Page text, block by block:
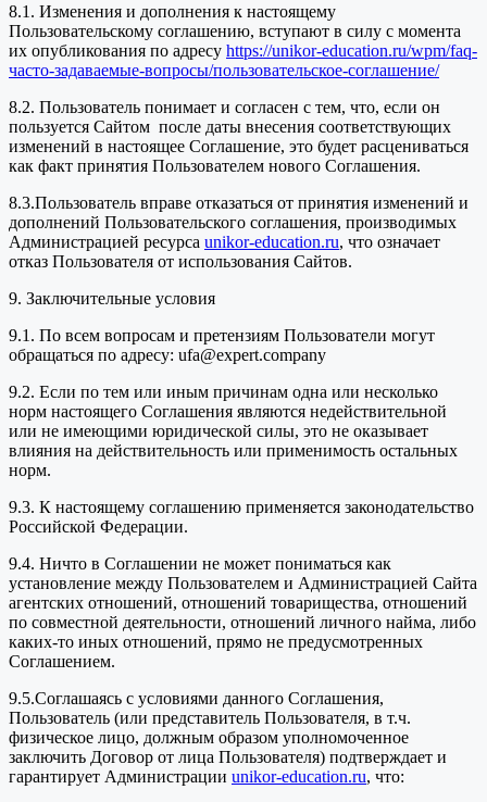
8.1. Изменения и дополнения к настоящему
Пользовательскому соглашению, вступают в силу с момента
их опубликования по адресу https://unikor-education.ru/wpm/faq-
часто-задаваемые-вопросы/пользовательское-соглашение/
8.2. Пользователь понимает и согласен с тем, что, если он
пользуется Сайтом после даты внесения соответствующих
изменений в настоящее Соглашение, это будет расцениваться
как факт принятия Пользователем нового Соглашения.
8.3.Пользователь вправе отказаться от принятия изменений и
дополнений Пользовательского соглашения, производимых
Администрацией ресурса unikor-education.ru, что означает
отказ Пользователя от использования Сайтов.
9. Заключительные условия
9.1. По всем вопросам и претензиям Пользователи могут
обращаться по адресу: ufa@expert.company
9.2. Если по тем или иным причинам одна или несколько
норм настоящего Соглашения являются недействительной
или не имеющими юридической силы, это не оказывает
влияния на действительность или применимость остальных
норм.
9.3. К настоящему соглашению применяется законодательство
Российской Федерации.
9.4. Ничто в Соглашении не может пониматься как
установление между Пользователем и Администрацией Сайта
агентских отношений, отношений товарищества, отношений
по совместной деятельности, отношений личного найма, либо
каких-то иных отношений, прямо не предусмотренных
Соглашением.
9.5.Соглашаясь с условиями данного Соглашения,
Пользователь (или представитель Пользователя, в т.ч.
физическое лицо, должным образом уполномоченное
заключить Договор от лица Пользователя) подтверждает и
гарантирует Администрации unikor-education.ru, что: